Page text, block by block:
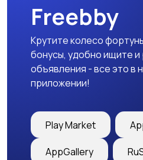
Шкафы и комоды
Freebby
Крутите колесо
бонусы, удобно ищите
объявления - все это в
приложении!
Play Market
AppGallery